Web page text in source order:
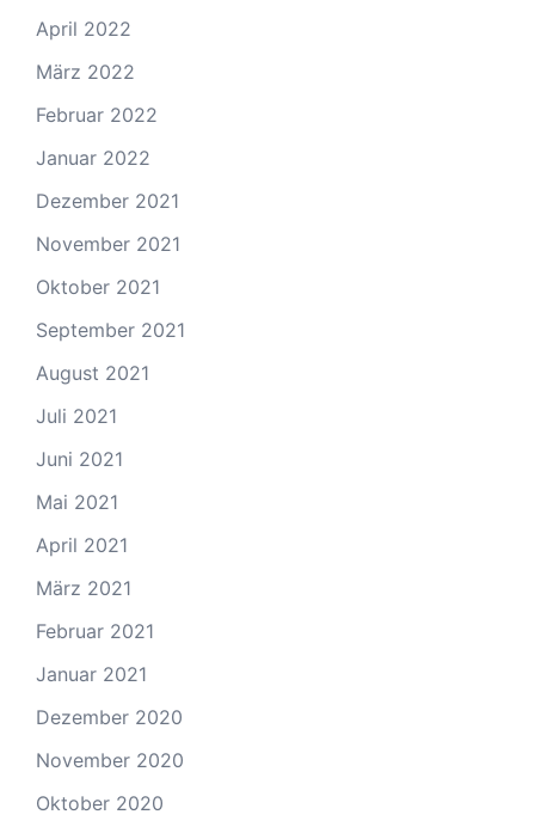
April 2022
März 2022
Februar 2022
Januar 2022
Dezember 2021
November 2021
Oktober 2021
September 2021
August 2021
Juli 2021
Juni 2021
Mai 2021
April 2021
März 2021
Februar 2021
Januar 2021
Dezember 2020
November 2020
Oktober 2020